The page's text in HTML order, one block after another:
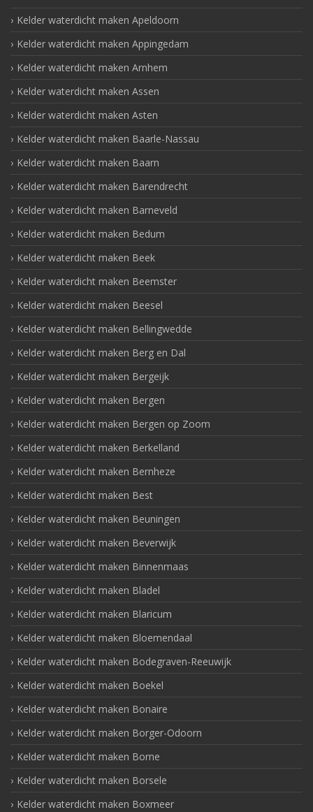
Kelder waterdicht maken Apeldoorn
Kelder waterdicht maken Appingedam
Kelder waterdicht maken Arnhem
Kelder waterdicht maken Assen
Kelder waterdicht maken Asten
Kelder waterdicht maken Baarle-Nassau
Kelder waterdicht maken Baarn
Kelder waterdicht maken Barendrecht
Kelder waterdicht maken Barneveld
Kelder waterdicht maken Bedum
Kelder waterdicht maken Beek
Kelder waterdicht maken Beemster
Kelder waterdicht maken Beesel
Kelder waterdicht maken Bellingwedde
Kelder waterdicht maken Berg en Dal
Kelder waterdicht maken Bergeijk
Kelder waterdicht maken Bergen
Kelder waterdicht maken Bergen op Zoom
Kelder waterdicht maken Berkelland
Kelder waterdicht maken Bernheze
Kelder waterdicht maken Best
Kelder waterdicht maken Beuningen
Kelder waterdicht maken Beverwijk
Kelder waterdicht maken Binnenmaas
Kelder waterdicht maken Bladel
Kelder waterdicht maken Blaricum
Kelder waterdicht maken Bloemendaal
Kelder waterdicht maken Bodegraven-Reeuwijk
Kelder waterdicht maken Boekel
Kelder waterdicht maken Bonaire
Kelder waterdicht maken Borger-Odoorn
Kelder waterdicht maken Borne
Kelder waterdicht maken Borsele
Kelder waterdicht maken Boxmeer